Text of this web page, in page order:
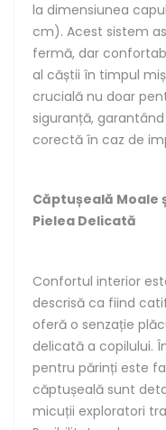
la dimensiunea
cm). Acest sistem
fermă, dar
al căștii în timpul
crucială nu doar
siguranță,
corectă în caz de
Căptușeală Moale
Pielea Delicată
Confortul interior
descrisă ca fiind
oferă o senzație
delicată a copilului.
pentru părinți este
căptușeală sunt
micuții exploratori